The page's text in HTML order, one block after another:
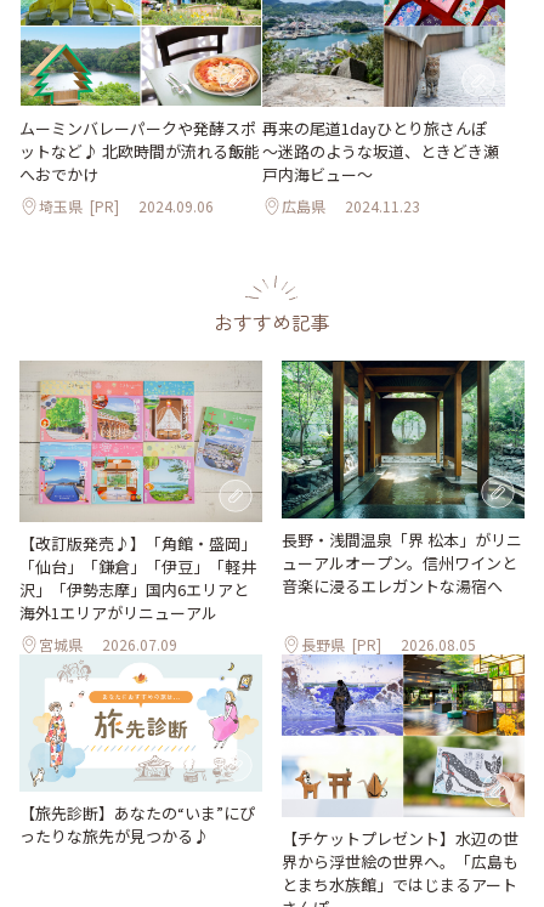
ムーミンバレーパークや発酵スポ
ットなど♪ 北欧時間が流れる飯能
へおでかけ
埼玉県 [PR] 2024.09.06
再来の尾道1dayひとり旅さんぽ
～迷路のような坂道、ときどき瀬
戸内海ビュー～
広島県 2024.11.23
おすすめ記事
【改訂版発売♪】「角館・盛岡」
「仙台」「鎌倉」「伊豆」「軽井
沢」「伊勢志摩」国内6エリアと
海外1エリアがリニューアル
宮城県 2026.07.09
長野・浅間温泉「界 松本」がリニ
ューアルオープン。信州ワインと
音楽に浸るエレガントな湯宿へ
長野県 [PR] 2026.08.05
【旅先診断】あなたの“いま”にぴ
ったりな旅先が見つかる♪
【チケットプレゼント】水辺の世
界から浮世絵の世界へ。「広島も
とまち水族館」ではじまるアート